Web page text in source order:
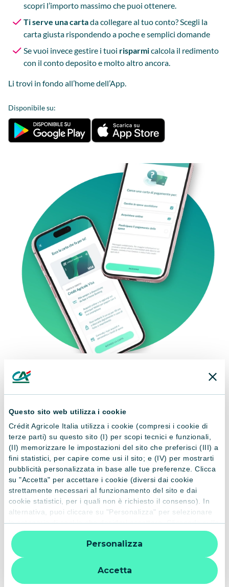
Questo sito web utilizza i cookie
Crédit Agricole Italia utilizza i cookie (compresi i cookie di
terze parti) su questo sito (I) per scopi tecnici e funzionali,
(II) memorizzare le impostazioni del sito che preferisci (III) a
fini statistici, per capire come usi il sito; e (IV) per mostrarti
pubblicità personalizzata in base alle tue preferenze. Clicca
su "Accetta" per accettare i cookie (diversi dai cookie
strettamente necessari al funzionamento del sito e dai
cookie statistici, per i quali non è richiesto il consenso). In
alternativa, puoi cliccare su "Personalizza" per selezionare
le categorie di cookie che desideri accettare. Cliccando sulla
“X” le impostazioni predefinite vengono lasciate invariate e
quindi la navigazione può continuare senza cookie o altri
strumenti di tracciamento diversi da quelli tecnici. Per
ulteriori informazioni:
informativa privacy
Accetta
Personalizza
scopri l’importo massimo che puoi ottenere.
Ti serve una cartada collegare al tuo conto? Scegli la
carta giusta rispondendo a poche e semplici domande
Se vuoi invece gestire i tuoi risparmicalcola il redimento
con il conto deposito e molto altro ancora.
Li trovi in fondo all’home dell’App.
Disponibile su:
Non sei mai solo